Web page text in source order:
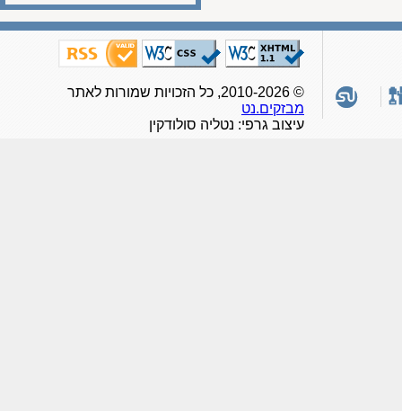
מבזקים.נט
עיצוב גרפי: נטליה סולודקין